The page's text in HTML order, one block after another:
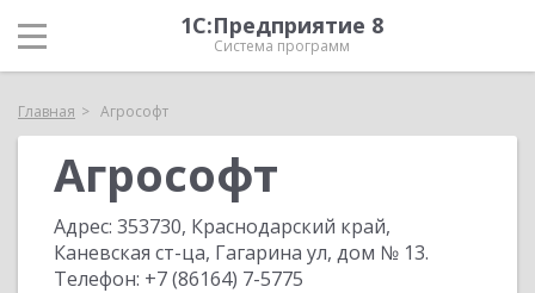
1С:Предприятие 8
Система программ
Главная Агрософт
Агрософт
Адрес: 353730, Краснодарский край,
Каневская ст-ца, Гагарина ул, дом № 13.
Телефон: +7 (86164) 7-5775